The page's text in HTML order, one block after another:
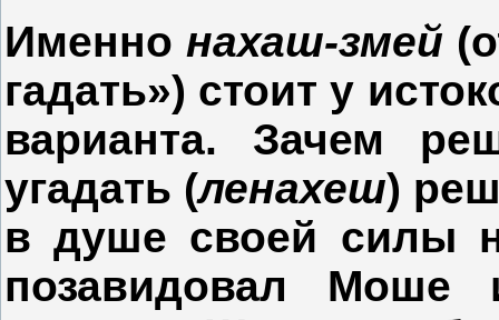
Именно нахаш-змей
гадать») стоит у
варианта. Зачем
угадать (ленахеш)
в душе своей силы
позавидовал Моше